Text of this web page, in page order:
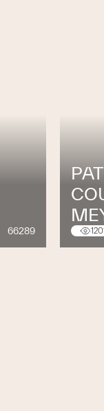
66289